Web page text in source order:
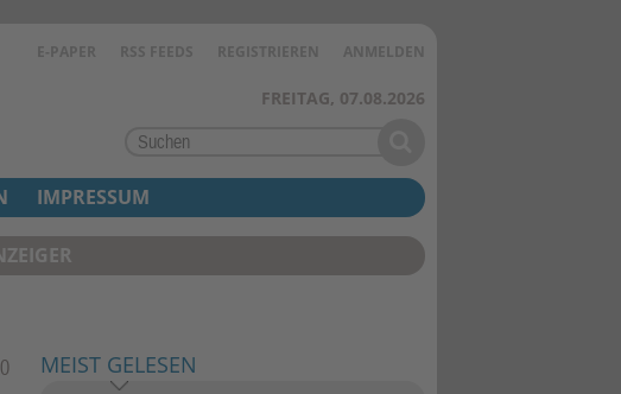
E-PAPER RSS FEEDS REGISTRIEREN ANMELDEN
FREITAG, 07.08.2026
MEIST GELESEN
IMPRESSUM